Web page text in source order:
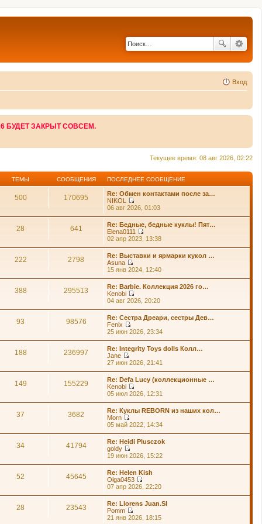
Вход
БУДЕТ ЗАКРЫТ СОВСЕМ.
Текущее время: 08 авг 2026, 02:22
ТЕМЫ СООБЩЕНИЯ ПОСЛЕДНЕЕ СООБЩЕНИЕ
500 170695
Re: Обмен контактами после за…
NIKOL
П
е
й
т
и
к
о
л
е
д
н
е
м
с
о
о
щ
и
06 авг 2026, 01:03
28 641
Re: Бедные, бедные куклы! Пят…
Elena0111
П
е
т
и
к
о
л
е
д
н
е
м
с
о
о
б
щ
е
и
02 апр 2023, 13:38
222 2798
Re: Выставки и ярмарки кукол …
Asuna
П
е
й
т
и
к
о
е
д
н
е
м
у
с
о
о
щ
и
15 янв 2024, 12:40
388 295513
Re: Barbie. Коллекция 2026 го…
Kenobi
П
е
т
и
к
о
л
е
д
н
е
м
с
о
о
щ
и
ю
04 авг 2026, 20:20
93 98576
Re: Сестра Дреари, сестры Дев…
Fenix
П
е
т
и
к
п
о
е
д
н
е
м
с
о
о
б
щ
и
ю
25 июн 2026, 23:34
188 236997
Re: Integrity Toys dolls Колл…
Jane
П
е
й
т
и
к
о
л
е
д
н
е
м
у
с
о
о
б
щ
27 июн 2026, 21:41
149 155229
Re: Defa Lucy (коллекционные …
Kenobi
П
е
т
и
к
о
е
д
н
е
м
с
05 июл 2026, 12:31
37 3682
Re: Куклы REBORN из наших кол…
Morn
П
е
т
и
к
п
о
е
д
н
05 май 2022, 14:34
34 41794
Re: Heidi Plusczok
goldy
П
е
й
т
и
к
п
о
19 июн 2026, 15:22
52 45645
Re: Helen Kish
Olga0453
П
е
е
т
07 апр 2026, 22:20
28 23543
Re: Llorens Juan.Sl
Pomm
П
21 янв 2026, 18:15